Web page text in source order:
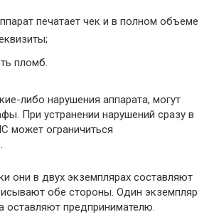
печатает чек и в полном объеме
пломб.
либо нарушения аппарата, могут
При устранении нарушений сразу в
может ограничиться
они в двух экземплярах составляют
обе стороны. Один экземпляр
оставляют предпринимателю.